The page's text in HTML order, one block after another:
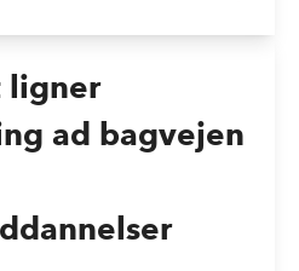
ligner
ad bagvejen